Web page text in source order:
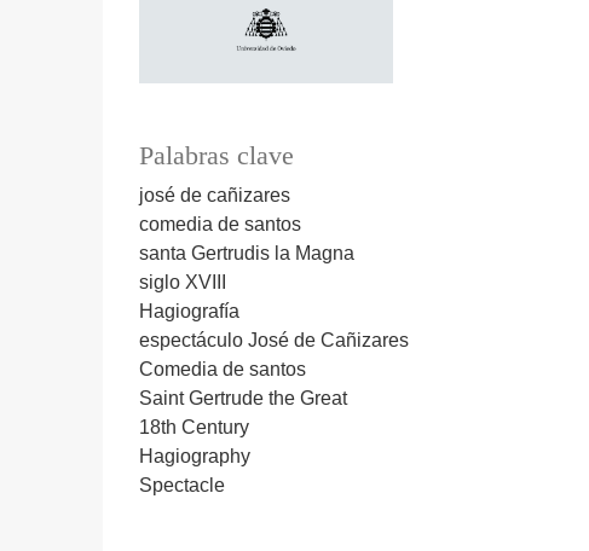
Palabras clave
josé de cañizares
comedia de santos
santa Gertrudis la Magna
siglo XVIII
Hagiografía
espectáculo José de Cañizares
Comedia de santos
Saint Gertrude the Great
18th Century
Hagiography
Spectacle